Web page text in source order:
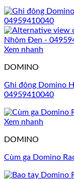
Xem nhanh
DOMINO
Ghi đông Domino
04959410040
Xem nhanh
DOMINO
Cùm ga Domino